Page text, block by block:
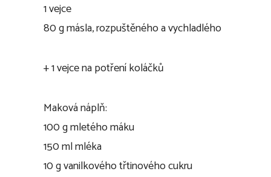
1 vejce
80 g másla, rozpuštěného a vychladlého
+ 1 vejce na potření koláčků
Maková náplň:
100 g mletého máku
150 ml mléka
10 g vanilkového třtinového cukru